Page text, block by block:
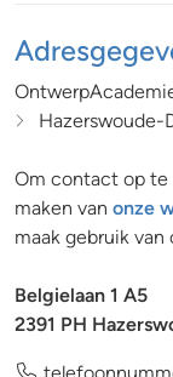
Hazerswoude-
Om contact op te
maken van onze
maak gebruik van
Belgielaan 1 A5
2391 PH